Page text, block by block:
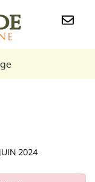
sur
2024